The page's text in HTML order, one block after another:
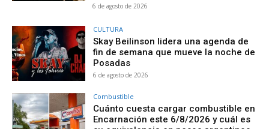
6 de agosto de 2026
CULTURA
Skay Beilinson lidera una agenda de
fin de semana que mueve la noche de
Posadas
6 de agosto de 2026
Combustible
Cuánto cuesta cargar combustible en
Encarnación este 6/8/2026 y cuál es